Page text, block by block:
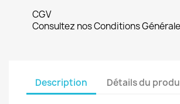
CGV
Consultez nos Conditions
Description Détails du